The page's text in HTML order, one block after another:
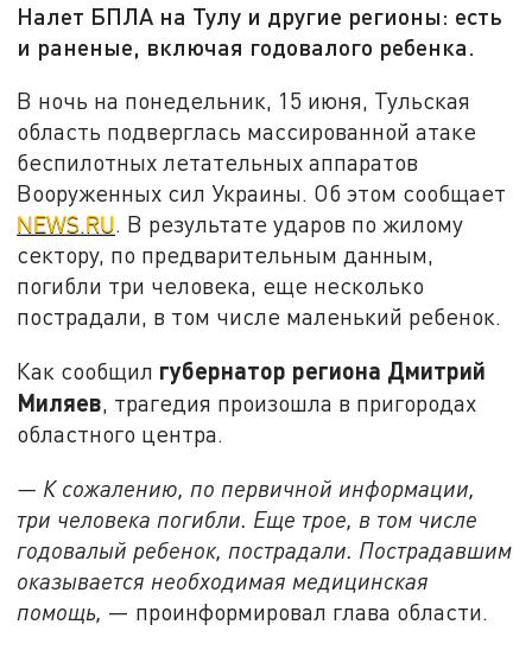
Налет БПЛА на Тулу и другие регионы: есть
и раненые, включая годовалого ребенка.
В ночь на понедельник, 15 июня, Тульская
область подверглась массированной атаке
беспилотных летательных аппаратов
Вооруженных сил Украины. Об этом сообщает
NEWS.RU. В результате ударов по жилому
сектору, по предварительным данным,
погибли три человека, еще несколько
пострадали, в том числе маленький ребенок.
Как сообщил губернатор региона Дмитрий
Миляев, трагедия произошла в пригородах
областного центра.
— К сожалению, по первичной информации,
три человека погибли. Еще трое, в том числе
годовалый ребенок, пострадали. Пострадавшим
оказывается необходимая медицинская
помощь, — проинформировал глава области.